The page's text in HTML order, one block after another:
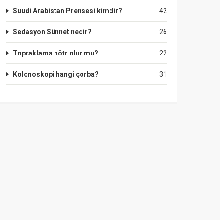
42
Suudi Arabistan Prensesi kimdir?
26
Sedasyon Sünnet nedir?
22
Topraklama nötr olur mu?
31
Kolonoskopi hangi çorba?